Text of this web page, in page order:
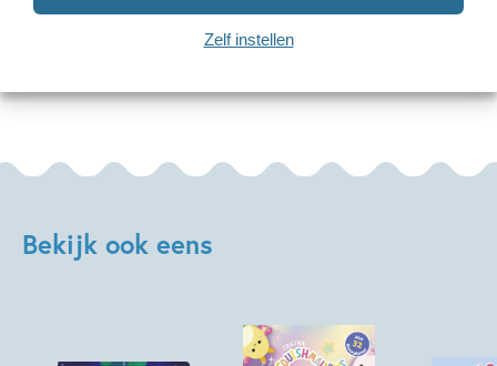
Zelf instellen
Bekijk ook eens